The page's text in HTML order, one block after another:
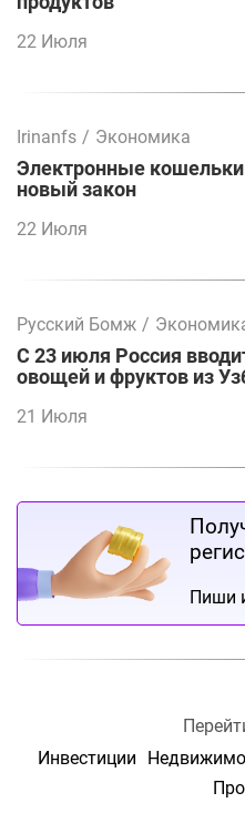
22 Июля
Irinanfs / Экономика
Электронные
новый закон
22 Июля
Русский Бомж /
С 23 июля Россия
овощей и фруктов из
21 Июля
Пиши
Инвестиции